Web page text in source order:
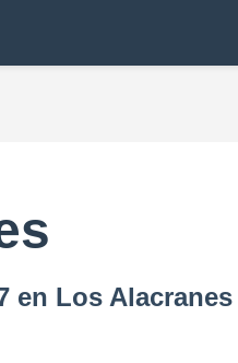
en Los Alacranes